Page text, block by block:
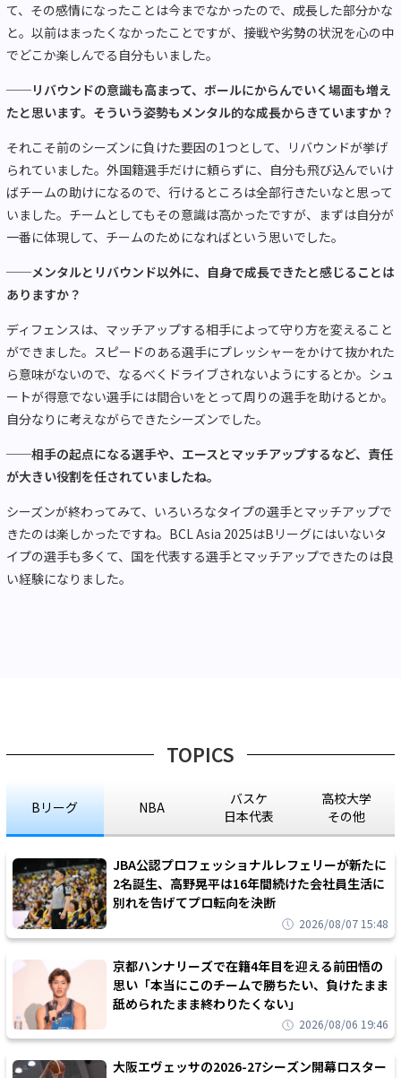
て、その感情になったことは今までなかったので、成長した部分かな
と。以前はまったくなかったことですが、接戦や劣勢の状況を心の中
でどこか楽しんでる自分もいました。
──リバウンドの意識も高まって、ボールにからんでいく場面も増え
たと思います。そういう姿勢もメンタル的な成長からきていますか？
それこそ前のシーズンに負けた要因の1つとして、リバウンドが挙げ
られていました。外国籍選手だけに頼らずに、自分も飛び込んでいけ
ばチームの助けになるので、行けるところは全部行きたいなと思って
いました。チームとしてもその意識は高かったですが、まずは自分が
一番に体現して、チームのためになればという思いでした。
──メンタルとリバウンド以外に、自身で成長できたと感じることは
ありますか？
ディフェンスは、マッチアップする相手によって守り方を変えること
ができました。スピードのある選手にプレッシャーをかけて抜かれた
ら意味がないので、なるべくドライブされないようにするとか。シュ
ートが得意でない選手には間合いをとって周りの選手を助けるとか。
自分なりに考えながらできたシーズンでした。
──相手の起点になる選手や、エースとマッチアップするなど、責任
が大きい役割を任されていましたね。
シーズンが終わってみて、いろいろなタイプの選手とマッチアップで
きたのは楽しかったですね。BCL Asia 2025はB リーグにはいないタ
イプの選手も多くて、国を代表する選手とマッチアップできたのは良
い経験になりました。
TOPICS
Bリーグ NBA
バスケ
日本代表
高校大学
その他
JBA公認プロフェッショナルレフェリーが新たに
2名誕生、高野晃平は16年間続けた会社員生活に
別れを告げてプロ転向を決断
2026/08/07 15:48
京都ハンナリーズで在籍4年目を迎える前田悟の
思い「本当にこのチームで勝ちたい、負けたまま
舐められたまま終わりたくない」
2026/08/06 19:46
大阪エヴェッサの2026-27シーズン開幕ロスター